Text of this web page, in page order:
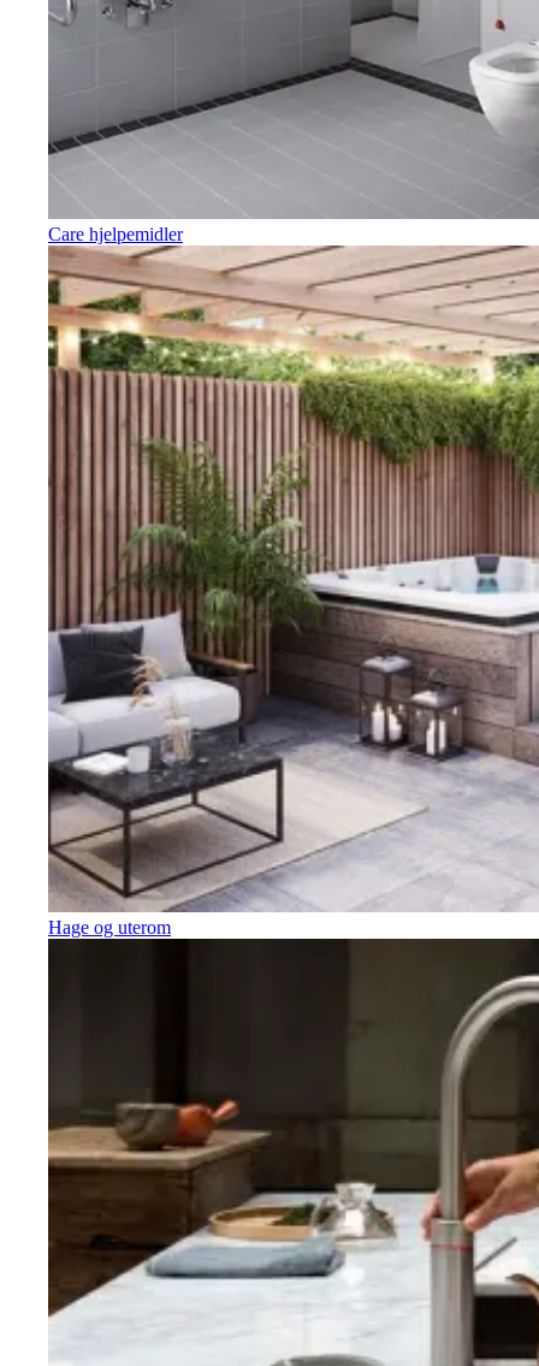
Care hjelpemidler
Hage og uterom